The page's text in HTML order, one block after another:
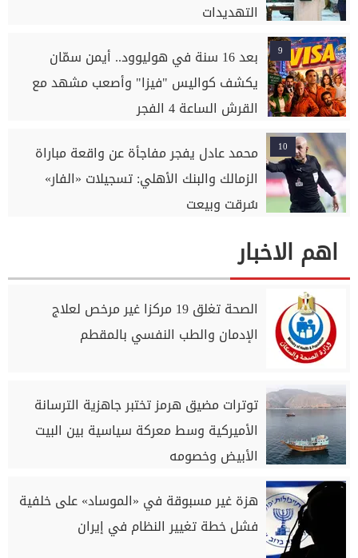
التهديدات
9
بعد 16 سنة في هوليوود.. أيمن سمّان
يكشف كواليس "فيزا" وأصعب مشهد مع
القرش الساعة 4 الفجر
10
محمد عادل يفجر مفاجأة عن واقعة مباراة
الزمالك والبنك الأهلي: تسجيلات «الفار»
سُرقت وبيعت
اهم الاخبار
الصحة تغلق 19 مركزا غير مرخص لعلاج
الإدمان والطب النفسي بالمقطم
توترات مضيق هرمز تختبر جاهزية الترسانة
الأميركية وسط معركة سياسية بين البيت
الأبيض وخصومه
هزة غير مسبوقة في «الموساد» على خلفية
فشل خطة تغيير النظام في إيران